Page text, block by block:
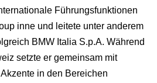
Führungsfunktionen
inne und leitete unter anderem
BMW Italia S.p.A. Während
setzte er gemeinsam mit
in den Bereichen